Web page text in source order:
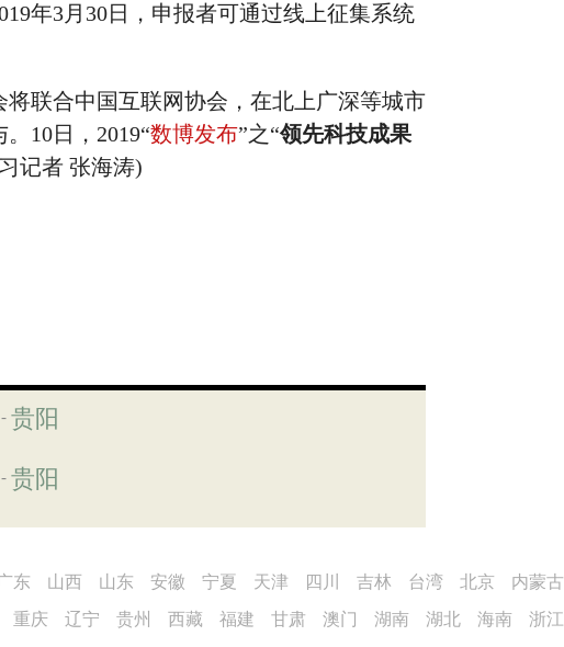
年3月30日，申报者可通过线上征集系统
联合中国互联网协会，在北上广深等城市
10日，2019“数博发布”之“领先科技成果
记者 张海涛)
- 贵阳
- 贵阳
内蒙古
北京
台湾
吉林
四川
天津
宁夏
安徽
山东
山西
东
浙江
海南
湖北
湖南
澳门
甘肃
福建
西藏
贵州
辽宁
重庆